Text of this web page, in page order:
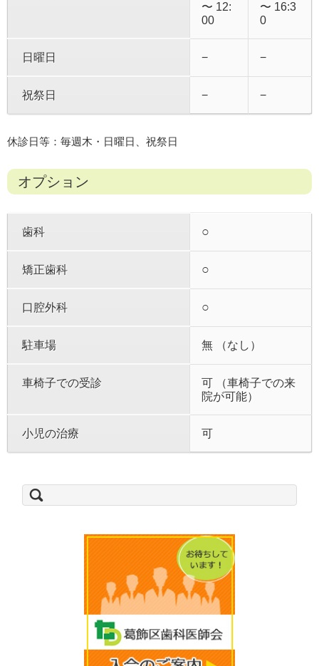
〜 12:
00
〜 16:3
0
日曜日 − −
祝祭日 − −
休診日等：毎週木・日曜日、祝祭日
オプション
歯科 ○
矯正歯科 ○
口腔外科 ○
駐車場 無 （なし）
車椅子での受診
可 （車椅子での来
院が可能）
小児の治療 可
索: